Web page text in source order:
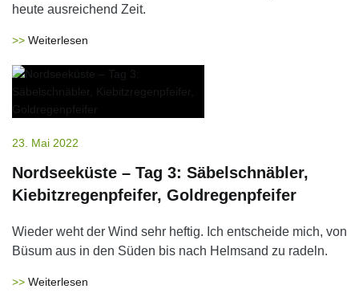
heute ausreichend Zeit.
Weiterlesen
23. Mai 2022
Nordseeküste – Tag 3: Säbelschnäbler,
Kiebitzregenpfeifer, Goldregenpfeifer
Wieder weht der Wind sehr heftig. Ich entscheide mich, von
Büsum aus in den Süden bis nach Helmsand zu radeln.
Weiterlesen